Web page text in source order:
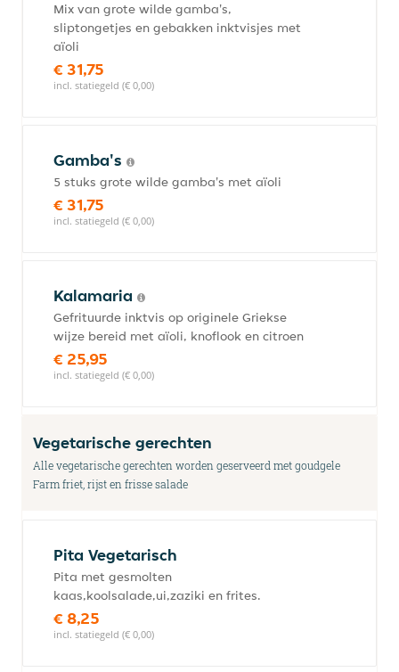
Mix van grote wilde gamba's,
sliptongetjes en gebakken inktvisjes met
aïoli
€ 31,75
incl. statiegeld (€ 0,00)
Gamba's
5 stuks grote wilde gamba's met aïoli
€ 31,75
incl. statiegeld (€ 0,00)
Kalamaria
Gefrituurde inktvis op originele Griekse
wijze bereid met aïoli, knoflook en citroen
€ 25,95
incl. statiegeld (€ 0,00)
Vegetarische gerechten
Alle vegetarische gerechten worden geserveerd met goudgele
Farm friet, rijst en frisse salade
Pita Vegetarisch
Pita met gesmolten
kaas,koolsalade,ui,zaziki en frites.
€ 8,25
incl. statiegeld (€ 0,00)